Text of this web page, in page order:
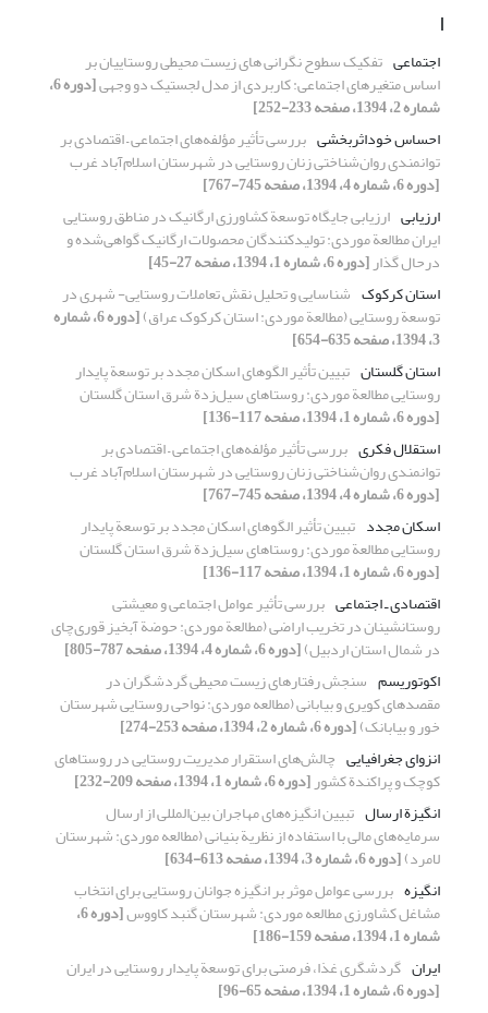
ا
اجتماعی تفکیک سطوح نگرانی های زیست محیطی روستاییان بر
اساس متغیرهای اجتماعی: کاربردی از مدل لجستیک دو وجهی [دوره 6،
شماره 2، 1394، صفحه 233-252]
احساس خوداثربخشی بررسی تأثیر مؤلفه‌های اجتماعی – اقتصادی بر
توانمندی روان‌شناختی زنان روستایی در شهرستان اسلام‌آباد غرب
[دوره 6، شماره 4، 1394، صفحه 745-767]
ارزیابی ارزیابی جایگاه توسعة کشاورزی ارگانیک در مناطق روستایی
ایران مطالعة موردی: تولیدکنندگان محصولات ارگانیک گواهی‌شده و
درحال گذار[دوره 6، شماره 1، 1394، صفحه 27-45]
استان کرکوک شناسایی و تحلیل نقش تعاملات روستایی- شهری در
توسعة روستایی (مطالعة موردی: استان کرکوک عراق) [دوره 6، شماره
3، 1394، صفحه 635-654]
استان گلستان تبیین تأثیر الگوهای اسکان مجدد بر توسعة ‌‌پایدار
روستایی مطالعة موردی: روستاهای سیل‌زدة شرق استان گلستان
[دوره 6، شماره 1، 1394، صفحه 117-136]
استقلال فکری بررسی تأثیر مؤلفه‌های اجتماعی – اقتصادی بر
توانمندی روان‌شناختی زنان روستایی در شهرستان اسلام‌آباد غرب
[دوره 6، شماره 4، 1394، صفحه 745-767]
اسکان مجدد تبیین تأثیر الگوهای اسکان مجدد بر توسعة ‌‌پایدار
روستایی مطالعة موردی: روستاهای سیل‌زدة شرق استان گلستان
[دوره 6، شماره 1، 1394، صفحه 117-136]
اقتصادی ـ اجتماعی بررسی تأثیر عوامل اجتماعی و معیشتی
روستانشینان در تخریب اراضی (مطالعة موردی: حوضة آبخیز قوری‌چای
در شمال استان اردبیل)[دوره 6، شماره 4، 1394، صفحه 787-805]
اکوتوریسم سنجش رفتارهای زیست محیطی گردشگران در
مقصدهای کویری و بیابانی (مطالعه موردی: نواحی روستایی شهرستان
خور و بیابانک)[دوره 6، شماره 2، 1394، صفحه 253-274]
انزوای جغرافیایی چالش‌های استقرار مدیریت روستایی در روستاهای
کوچک و پراکندة کشور[دوره 6، شماره 1، 1394، صفحه 209-232]
انگیزة ارسال تبیین انگیزه‌‌های مهاجران بین‌المللی از ارسال
سرمایه‌‌های مالی با استفاده از نظریة بنیانی (مطالعه موردی: شهرستان
لامرد)[دوره 6، شماره 3، 1394، صفحه 613-634]
انگیزه بررسی عوامل موثر بر انگیزه جوانان روستایی برای انتخاب
مشاغل کشاورزی مطالعه موردی: شهرستان گنبد کاووس [دوره 6،
شماره 1، 1394، صفحه 159-186]
ایران گردشگری غذا، فرصتی برای توسعة پایدار روستایی در ایران
[دوره 6، شماره 1، 1394، صفحه 65-96]